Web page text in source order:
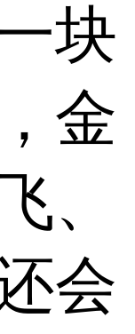
块
金
、
会